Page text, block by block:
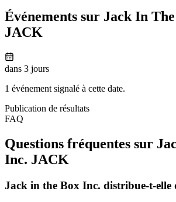
Événements sur Jack In
JACK
dans 3 jours
1 événement signalé à cette date.
Publication de résultats
FAQ
Questions fréquentes sur
Inc. JACK
Jack in the Box Inc. distribue-t-elle